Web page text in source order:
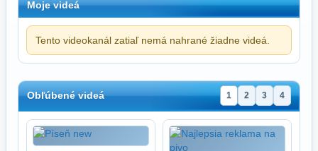
Moje videá
Tento videokanál zatiaľ nemá nahrané žiadne videá.
Obľúbené videá 1 2 3 4